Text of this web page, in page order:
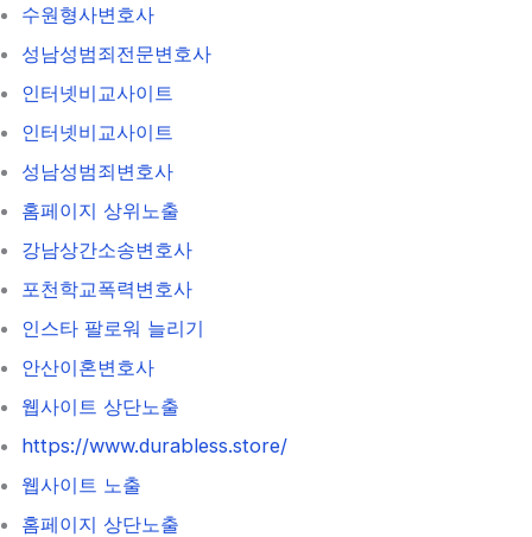
수원형사변호사
성남성범죄전문변호사
인터넷비교사이트
인터넷비교사이트
성남성범죄변호사
홈페이지 상위노출
강남상간소송변호사
포천학교폭력변호사
인스타 팔로워 늘리기
안산이혼변호사
웹사이트 상단노출
https://www.durabless.store/
웹사이트 노출
홈페이지 상단노출